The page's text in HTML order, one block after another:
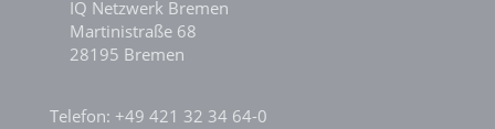
IQ Netzwerk Bremen
Martinistraße 68
28195 Bremen
Telefon: +49 421 32 34 64-0